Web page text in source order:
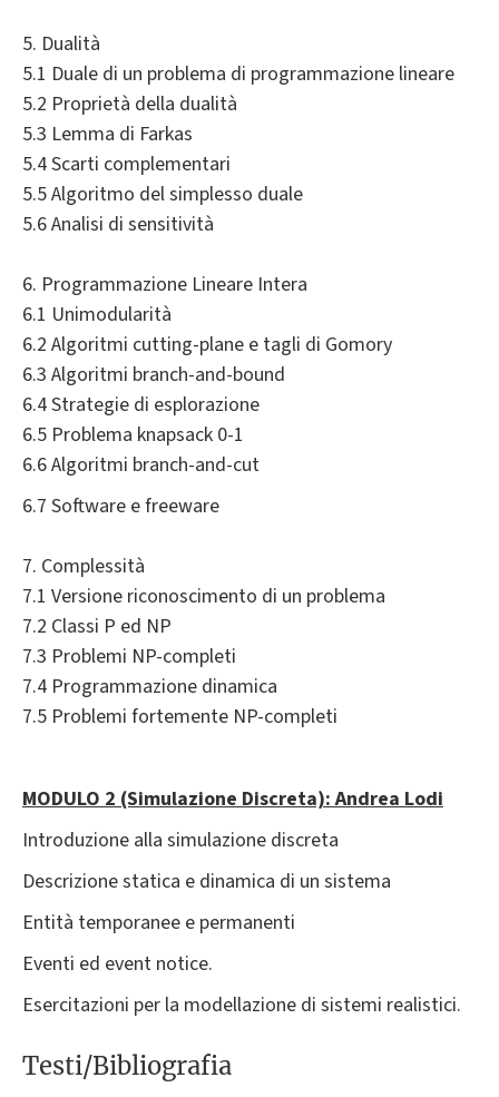
5. Dualità
5.1 Duale di un problema di programmazione lineare
5.2 Proprietà della dualità
5.3 Lemma di Farkas
5.4 Scarti complementari
5.5 Algoritmo del simplesso duale
5.6 Analisi di sensitività
6. Programmazione Lineare Intera
6.1 Unimodularità
6.2 Algoritmi cutting-plane e tagli di Gomory
6.3 Algoritmi branch-and-bound
6.4 Strategie di esplorazione
6.5 Problema knapsack 0-1
6.6 Algoritmi branch-and-cut
6.7 Software e freeware
7. Complessità
7.1 Versione riconoscimento di un problema
7.2 Classi P ed NP
7.3 Problemi NP-completi
7.4 Programmazione dinamica
7.5 Problemi fortemente NP-completi
MODULO 2 (Simulazione Discreta): Andrea Lodi
Introduzione alla simulazione discreta
Descrizione statica e dinamica di un sistema
Entità temporanee e permanenti
Eventi ed event notice.
Esercitazioni per la modellazione di sistemi realistici.
Testi/Bibliografia